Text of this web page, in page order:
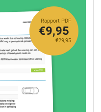
Rapport PDF
€29,95
€9,95